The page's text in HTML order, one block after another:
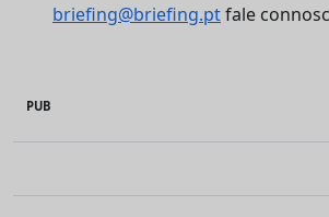
briefing@briefing.ptfale
PUB